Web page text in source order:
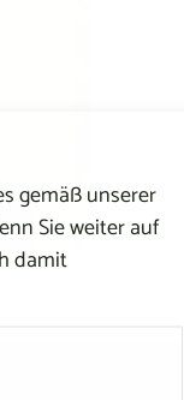
gemäß unserer
Sie weiter auf
damit